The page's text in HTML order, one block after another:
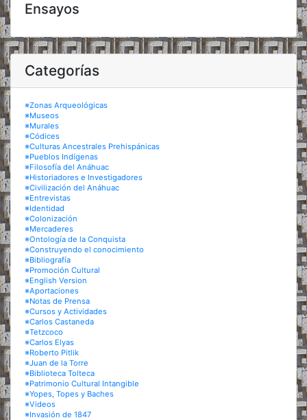
Ensayos
Categorías
※Zonas Arqueológicas
※Museos
※Murales
※Códices
※Culturas Ancestrales Prehispánicas
※Pueblos Indígenas
※Filosofía del Anáhuac
※Historiadores e Investigadores
※Civilización del Anáhuac
※Entrevistas
※Identidad
※Colonización
※Mercaderes
※Ontología de la Conquista
※Construyendo el conocimiento
※Bibliografía
※Promoción Cultural
※English Version
※Aportaciones
※Notas de Prensa
※Cursos y Actividades
※Carlos Castaneda
※Tetzcoco
※Carlos Elyas
※Roberto Pitlik
※Juan de la Torre
※Biblioteca Tolteca
※Patrimonio Cultural Intangible
※Yopes, Topes y Baches
※Videos
※Invasión de 1847